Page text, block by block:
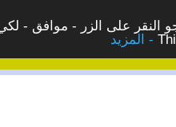
النقر على الزر - موافق -